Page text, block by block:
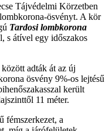
Tájvédelmi Körzetben
ösvényt. A kör
Tardosi lombkorona
s átível egy időszakos
adták át az új
ösvény 9%-os lejtésű
került
11 méter.
fémszerkezet, a